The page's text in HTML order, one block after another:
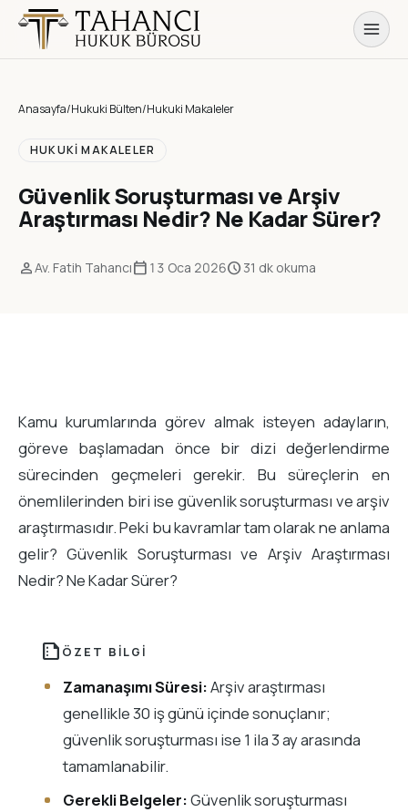
Anasayfa/Hukuki Bülten/Hukuki Makaleler
HUKUKI MAKALELER
Güvenlik Soruşturması ve Arşiv
Araştırması Nedir? Ne Kadar Sürer?
personAv. Fatih Tahancıcalendar_today 13 Oca 2026schedule31 dk okuma
Kamu kurumlarında görev almak isteyen adayların,
göreve başlamadan önce bir dizi değerlendirme
sürecinden geçmeleri gerekir. Bu süreçlerin en
önemlilerinden biri ise güvenlik soruşturması ve arşiv
araştırmasıdır. Peki bu kavramlar tam olarak ne anlama
gelir? Güvenlik Soruşturması ve Arşiv Araştırması
Nedir? Ne Kadar Sürer?
summarize ÖZET BILGI
Zamanaşımı Süresi:Arşiv araştırması
genellikle 30 iş günü içinde sonuçlanır;
güvenlik soruşturması ise 1 ila 3 ay arasında
tamamlanabilir.
Gerekli Belgeler:Güvenlik soruşturması